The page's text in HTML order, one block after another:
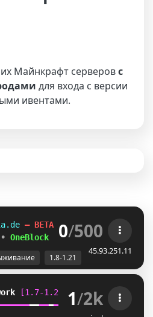
Майнкрафт серверовс
для входа с версии
ивентами.
a. de – BETA 1.8–1.21.x
• OneBlock Survival
0/500
45.93.251.11
1.8-1.21
[1.7-1.21.10] TOWNY
━━━━━━━━━━━━ SKYBLOCK
1/2k